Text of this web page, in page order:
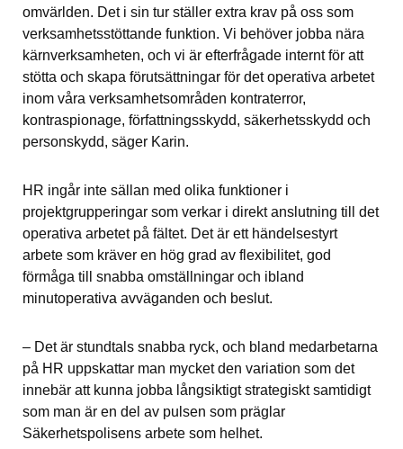
omvärlden. Det i sin tur ställer extra krav på oss som
verksamhetsstöttande funktion. Vi behöver jobba nära
kärnverksamheten, och vi är efterfrågade internt för att
stötta och skapa förutsättningar för det operativa arbetet
inom våra verksamhetsområden kontraterror,
kontraspionage, författningsskydd, säkerhetsskydd och
personskydd, säger Karin.
HR ingår inte sällan med olika funktioner i
projektgrupperingar som verkar i direkt anslutning till det
operativa arbetet på fältet. Det är ett händelsestyrt
arbete som kräver en hög grad av flexibilitet, god
förmåga till snabba omställningar och ibland
minutoperativa avväganden och beslut.
– Det är stundtals snabba ryck, och bland medarbetarna
på HR uppskattar man mycket den variation som det
innebär att kunna jobba långsiktigt strategiskt samtidigt
som man är en del av pulsen som präglar
Säkerhetspolisens arbete som helhet.